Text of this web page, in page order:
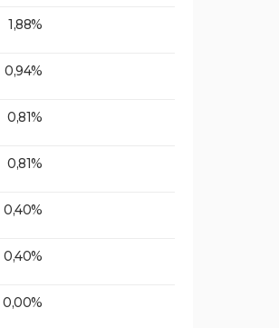
1,88%
0,94%
0,81%
0,81%
0,40%
0,40%
0,00%